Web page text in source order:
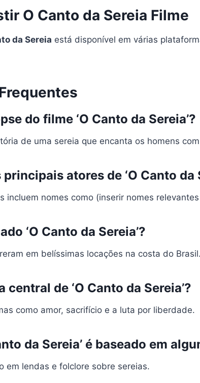
O Canto da Sereia Filme
da Sereia está disponível em várias
do filme ‘O Canto da Sereia’?
de uma sereia que encanta os homens
atores de ‘O Canto da
incluem nomes como (inserir nomes
‘O Canto da Sereia’?
em belíssimas locações na costa do Brasil.
central de ‘O Canto da Sereia’?
como amor, sacrifício e a luta por liberdade.
da Sereia’ é baseado em
em lendas e folclore sobre sereias.